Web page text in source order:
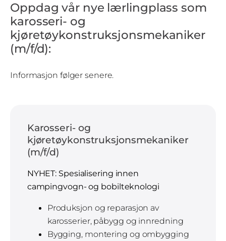
Oppdag vår nye lærlingplass som
karosseri- og
kjøretøykonstruksjonsmekaniker
(m/f/d):
Informasjon følger senere.
Karosseri- og
kjøretøykonstruksjonsmekaniker
(m/f/d)
NYHET: Spesialisering innen
campingvogn- og bobilteknologi
Produksjon og reparasjon av
karosserier, påbygg og innredning
Bygging, montering og ombygging